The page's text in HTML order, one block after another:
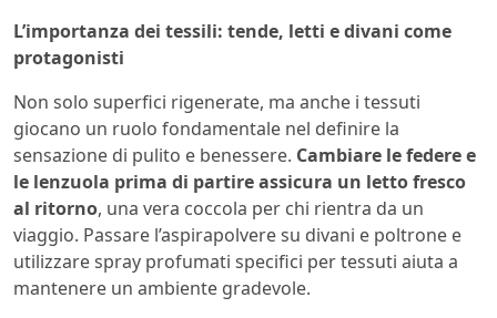
L’importanza dei tessili: tende, letti e divani come
protagonisti
Non solo superfici rigenerate, ma anche i tessuti
giocano un ruolo fondamentale nel definire la
sensazione di pulito e benessere. Cambiare le federe e
le lenzuola prima di partire assicura un letto fresco
al ritorno, una vera coccola per chi rientra da un
viaggio. Passare l’aspirapolvere su divani e poltrone e
utilizzare spray profumati specifici per tessuti aiuta a
mantenere un ambiente gradevole.